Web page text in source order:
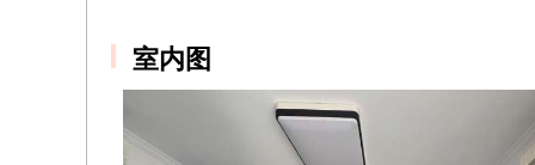
室内图